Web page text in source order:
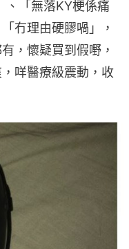
、「無落KY梗係痛
冇理由硬膠喎」，
，懷疑買到假嘢，
咩醫療級震動，收